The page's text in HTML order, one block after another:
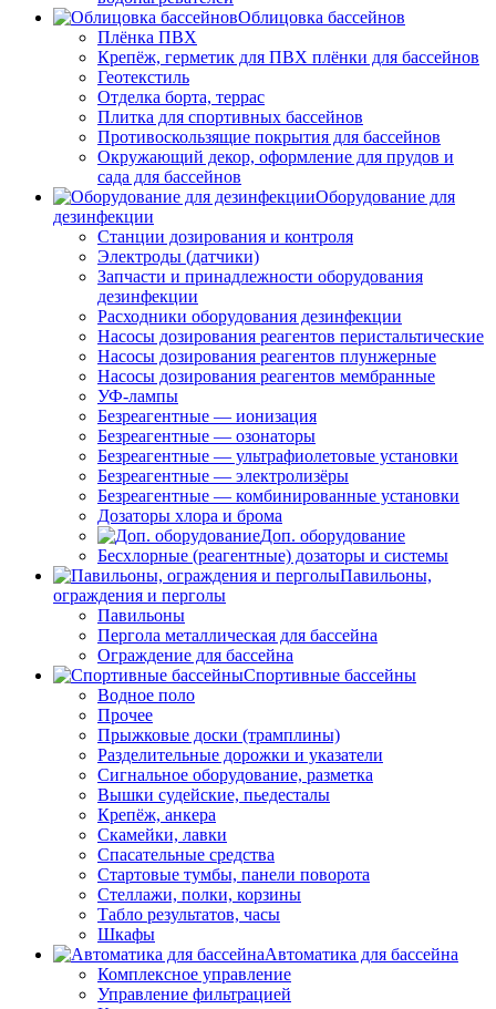
Облицовка бассейнов
Плёнка ПВХ
Крепёж, герметик для ПВХ плёнки для бассейнов
Геотекстиль
Отделка борта, террас
Плитка для спортивных бассейнов
Противоскользящие покрытия для бассейнов
Окружающий декор, оформление для прудов и
сада для бассейнов
Оборудование для
дезинфекции
Станции дозирования и контроля
Электроды (датчики)
Запчасти и принадлежности оборудования
дезинфекции
Расходники оборудования дезинфекции
Насосы дозирования реагентов перистальтические
Насосы дозирования реагентов плунжерные
Насосы дозирования реагентов мембранные
УФ-лампы
Безреагентные — ионизация
Безреагентные — озонаторы
Безреагентные — ультрафиолетовые установки
Безреагентные — электролизёры
Безреагентные — комбинированные установки
Дозаторы хлора и брома
Доп. оборудование
Бесхлорные (реагентные) дозаторы и системы
Павильоны,
ограждения и перголы
Павильоны
Пергола металлическая для бассейна
Ограждение для бассейна
Спортивные бассейны
Водное поло
Прочее
Прыжковые доски (трамплины)
Разделительные дорожки и указатели
Cигнальное оборудование, разметка
Вышки судейские, пьедесталы
Крепёж, анкера
Скамейки, лавки
Спасательные средства
Стартовые тумбы, панели поворота
Стеллажи, полки, корзины
Табло результатов, часы
Шкафы
Автоматика для бассейна
Комплексное управление
Управление фильтрацией